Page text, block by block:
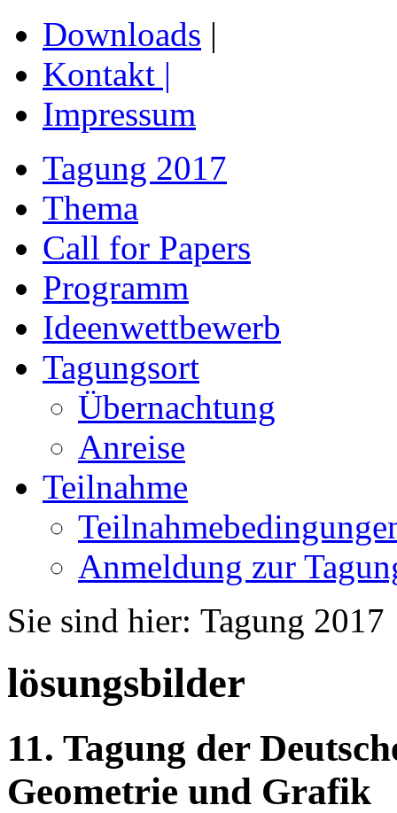
Downloads |
Kontakt |
Impressum
Tagung 2017
Thema
Call for Papers
Programm
Ideenwettbewerb
Tagungsort
Übernachtung
Anreise
Teilnahme
Anmeldung zur
Sie sind hier: Tagung 2017
lösungsbilder
11. Tagung der
Geometrie und Grafik